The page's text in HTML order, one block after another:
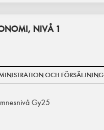
NIVÅ 1
OCH FÖRSÄLJNING
Gy25